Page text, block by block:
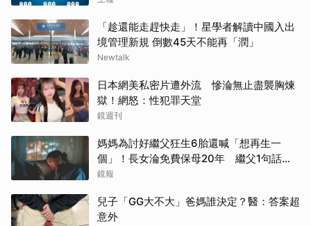
「趁還能走趕快走」！星學者解讀中國入出
境管理新規 倒數45天不能再「潤」
Newtalk
日本網美私密片遭外流 慘淪無止盡襲胸煉
獄！網怒：性犯罪天堂
鏡週刊
媽媽為討好繼父狂生6胎還喊「想再生一
個」！長女淪免費保母20年 繼父1句話嚇
到逃家
鏡報
兒子「GG大不大」爸媽誰決定？醫：答案超
意外